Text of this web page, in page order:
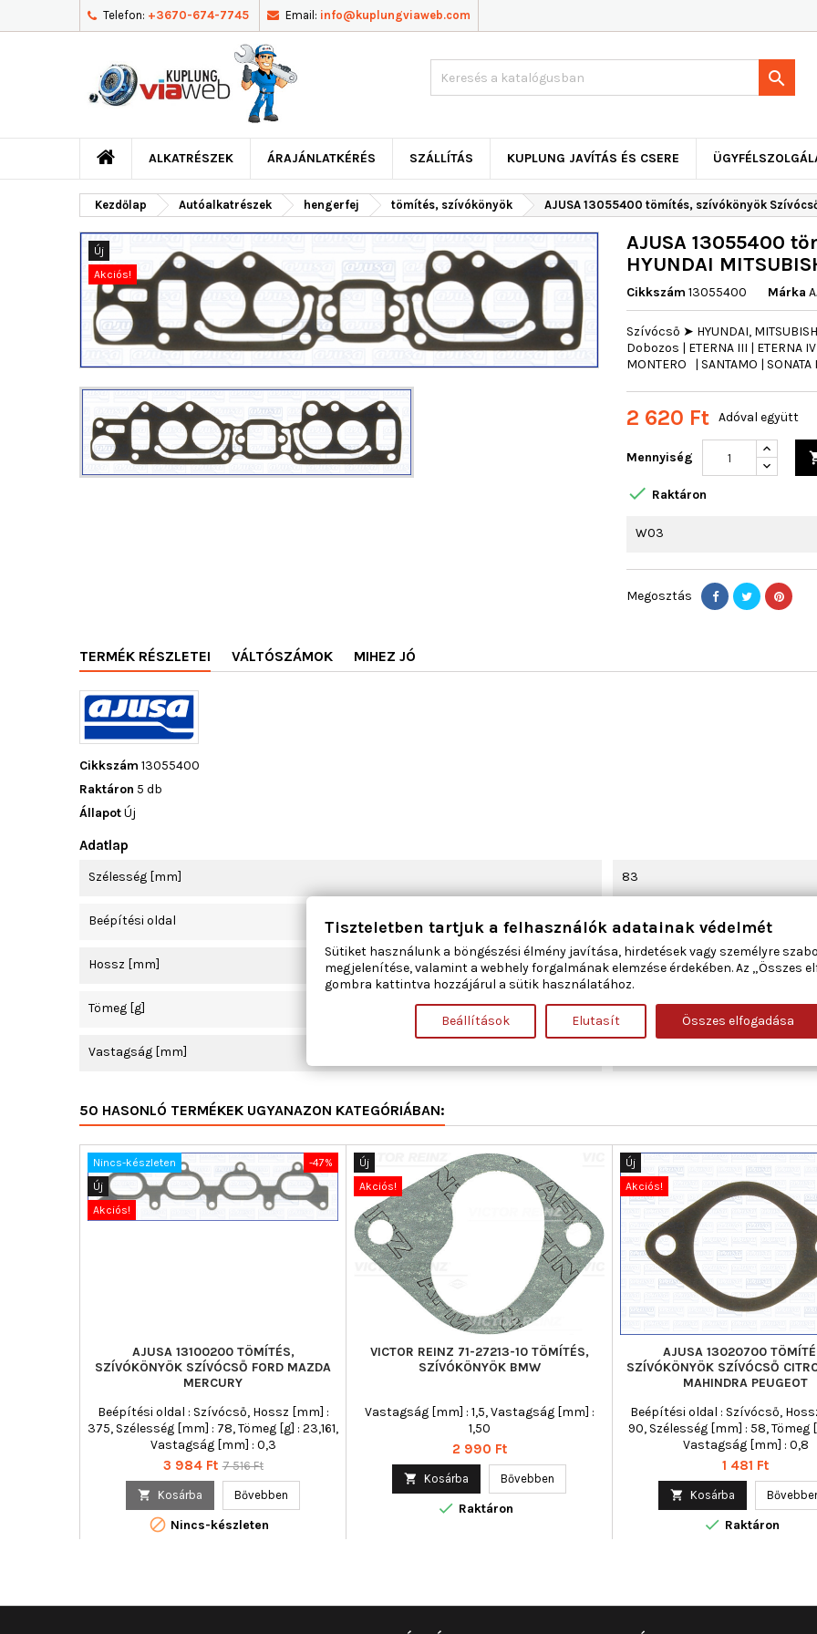
Telefon: +3670-674-7745 Email: info@kuplungviaweb.com

ALKATRÉSZEK ÁRAJÁNLATKÉRÉS SZÁLLÍTÁS KUPLUNG JAVÍTÁS ÉS CSERE
Kezdőlap Autóalkatrészek hengerfej tömítés, szívókönyök AJUSA 13055400 tömítés, szívókönyök Szívócső
Új
Akciós!
AJUSA 13055400
HYUNDAI
Cikkszám 13055400 Márka
Szívócső ➤ HYUNDAI,
Dobozos | ETERNA III | ETERNA
MONTERO | SANTAMO | SONATA
2 620 Ft Adóval együtt
Mennyiség
 Raktáron
W03
Megosztás
TERMÉK RÉSZLETEI VÁLTÓSZÁMOK MIHEZ JÓ
Cikkszám 13055400
Raktáron 5 db
ÁllapotÚj
Adatlap
Szélesség [mm] 83
Beépítési oldal Szívócső
Hossz [mm] 398
Tömeg [g] 9,561
Vastagság [mm]
50 HASONLÓ TERMÉKEK UGYANAZON KATEGÓRIÁBAN:
-47%
Nincs-készleten
Új
Akciós!
AJUSA 13100200 TÖMÍTÉS,
SZÍVÓKÖNYÖK SZÍVÓCSŐ FORD MAZDA
MERCURY
Beépítési oldal : Szívócső, Hossz [mm] :
375, Szélesség [mm] : 78, Tömeg [g] : 23,161,
Vastagság [mm] : 0,3
Ár
3 984 Ft Normál
7 516 Ft
 Kosárba Bővebben
 Nincs-készleten
Új
Akciós!
VICTOR REINZ 71-27213-10 TÖMÍTÉS,
SZÍVÓKÖNYÖK BMW
Vastagság [mm] : 1,5, Vastagság [mm] :
1,50
Ár
2 990 Ft
 Kosárba Bővebben
 Raktáron
Új
Akciós!
AJUSA 13020700
SZÍVÓKÖNYÖK SZÍVÓCSŐ
MAHINDRA PEUGEOT
Beépítési oldal : Szívócső,
90, Szélesség [mm] : 58, Tömeg
Vastagság [mm] : 0,8
Ár
1 481 Ft
 Kosárba
 Raktáron
Tiszteletben tartjuk a felhasználók adatainak védelmét
Sütiket használunk a böngészési élmény javítása, hirdetések vagy személyre
megjelenítése, valamint a webhely forgalmának elemzése érdekében. Az „Összes
gombra kattintva hozzájárul a sütik használatához.
Beállítások Elutasít Összes elfogadása